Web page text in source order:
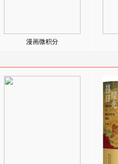
漫画微积分